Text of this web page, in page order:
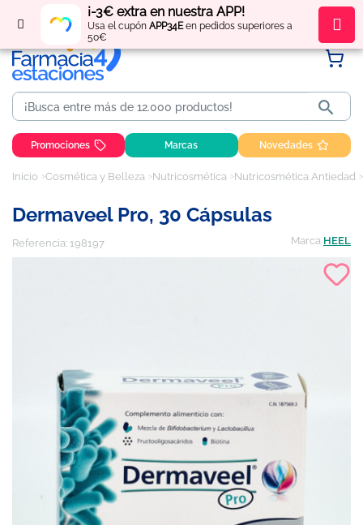
¡-3€ extra en nuestra APP!
Usa el cupón APP34Een pedidos superiores a
50€
Regístratey obténpuntos por tus compras

Promociones Marcas Novedades
Inicio Cosmética y Belleza Nutricosmética Nutricosmética Antiedad
Dermaveel Pro, 30 Cápsulas
Referencia: 198197 Marca HEEL